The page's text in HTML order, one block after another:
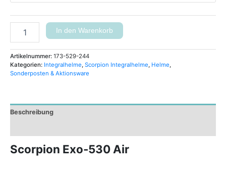
In den Warenkorb
Artikelnummer: 173-529-244
Kategorien: Integralhelme, Scorpion Integralhelme, Helme,
Sonderposten & Aktionsware
Beschreibung
Scorpion Exo-530 Air